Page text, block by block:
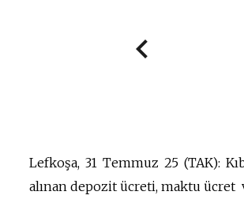
Lefkoşa, 31 Temmuz 25 (TAK):
alınan depozit ücreti, maktu